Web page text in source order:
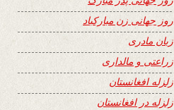
روز جهانی زن مبارکباد
زبان مادری
زراعتی و مالداری
زلزله افغانستان
زلزله در افغانستان